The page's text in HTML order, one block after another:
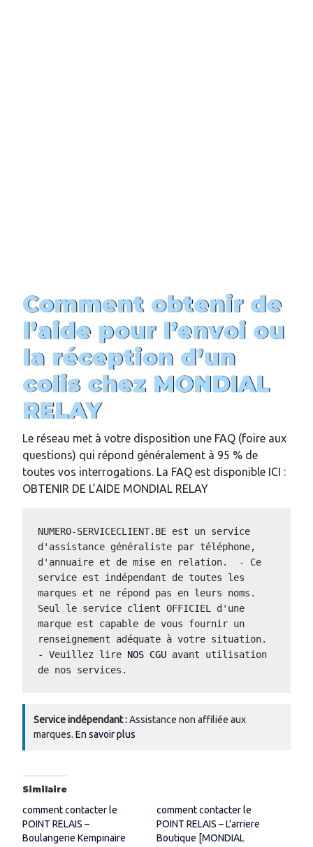
Comment obtenir de
l’aide pour l’envoi ou
la réception d’un
colis chez MONDIAL
RELAY
Le réseau met à votre disposition une FAQ (foire aux
questions) qui répond généralement à 95 % de
toutes vos interrogations. La FAQ est disponible ICI :
OBTENIR DE L’AIDE MONDIAL RELAY
NUMERO-SERVICECLIENT.BE est un service
d'assistance généraliste par téléphone,
d'annuaire et de mise en relation.  - Ce
service est indépendant de toutes les
marques et ne répond pas en leurs noms.
Seul le service client OFFICIEL d'une
marque est capable de vous fournir un
renseignement adéquate à votre situation.
- Veuillez lire NOS CGU avant utilisation
de nos services.
Service indépendant :Assistance non affiliée aux
marques. En savoir plus
Similaire
comment contacter le
POINT RELAIS –
Boulangerie Kempinaire
comment contacter le
POINT RELAIS – L’arriere
Boutique [MONDIAL